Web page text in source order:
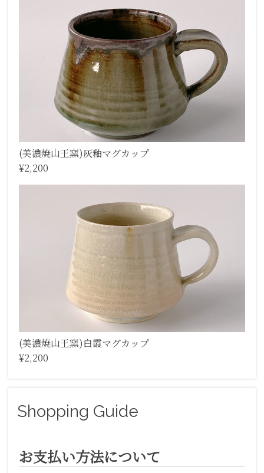
(美濃焼山王窯)灰釉マグカップ
¥2,200
(美濃焼山王窯)白霞マグカップ
¥2,200
Shopping Guide
お支払い方法について